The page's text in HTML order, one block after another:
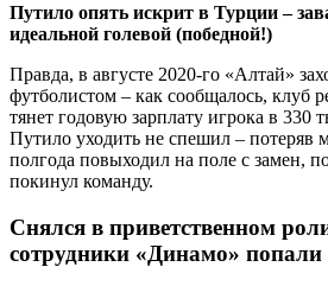
Путило опять искрит в Турции –
идеальной голевой (победной!)
Правда, в августе 2020-го «Алтай»
футболистом – как сообщалось, клуб
тянет годовую зарплату игрока в 330
Путило уходить не спешил – потеряв
полгода повыходил на поле с замен,
покинул команду.
Снялся в приветственном
сотрудники «Динамо»